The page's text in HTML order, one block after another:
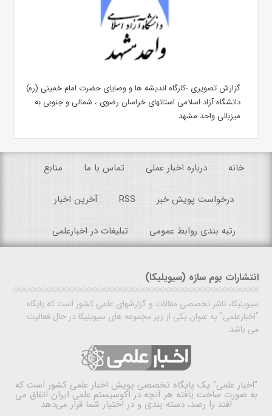
گزارش تصویری -کارگاه اندیشه ها و وصایای حضرت امام خمینی (ره)
دانشگاه آزاد اسلامی استانهای خراسان رضوی ، شمالی و جنوبی به
میزبانی واحد مشهد
خانه درباره اخبار عملی تماس با ما منابع
درخواست پویش خبر RSS آخرین اخبار
رتبه بندی روابط عمومی تبلیغات در اخبارعلمی
انتشارات بوم سازه (سیویلیکا)
سیویلیکا، ناشر تخصصی مقالات و گزارشهای علمی کشور است که پایگاه
"اخبارعلمی" به عنوان یکی از زیر مجموعه های سیویلیکا در حال فعالیت
می باشد.
"اخبار علمی" یک پایگاه تخصصی پویش اخبار علمی کشور است که
به صورت ساخت یافته هر آنچه در اکوسیستم علمی ایران اتفاق می
افتد را رصد، دسته بندی و در اختیار شما قرار می‌دهد